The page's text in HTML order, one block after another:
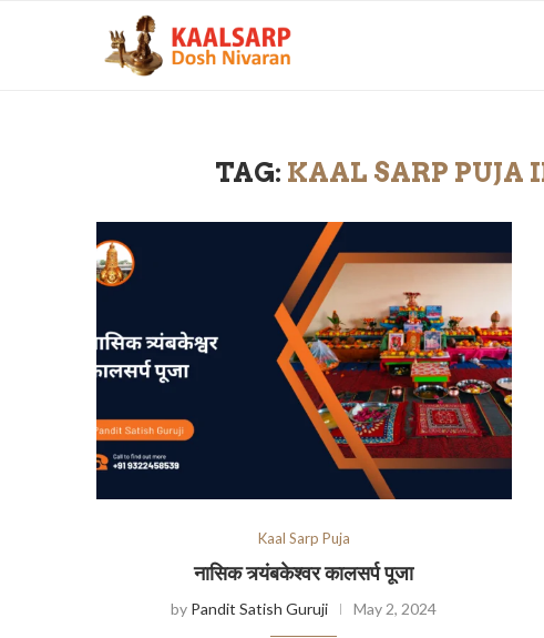
TAG: KAAL SARP
Kaal Sarp Puja
नासिक त्र्यंबकेश्वर कालसर्प पूजा
by Pandit Satish Guruji May 2, 2024